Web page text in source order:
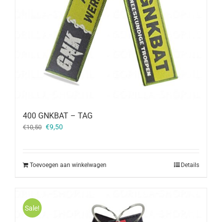
400 GNKBAT – TAG
€10,50 Oorspronkelijke
€9,50
Toevoegen aan winkelwagen Details
Sale!